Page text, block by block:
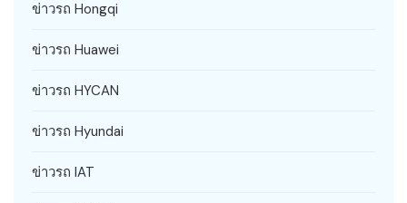
ข่าวรถ Hongqi
ข่าวรถ Huawei
ข่าวรถ HYCAN
ข่าวรถ Hyundai
ข่าวรถ IAT